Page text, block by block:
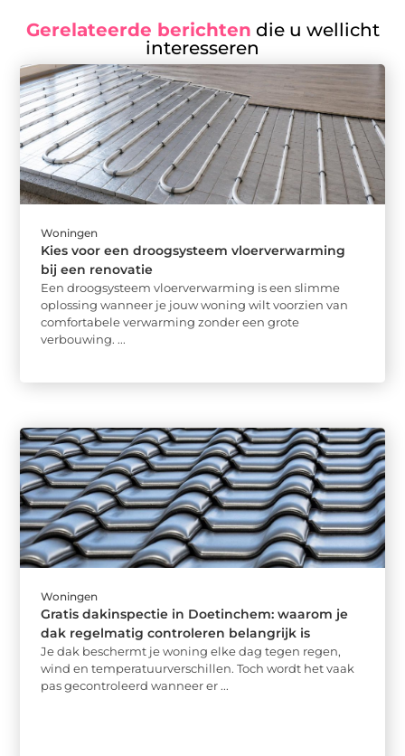
Gerelateerde berichten die u wellicht
interesseren
Woningen
Kies voor een droogsysteem vloerverwarming
bij een renovatie
Een droogsysteem vloerverwarming is een slimme
oplossing wanneer je jouw woning wilt voorzien van
comfortabele verwarming zonder een grote
verbouwing. ...
Woningen
Gratis dakinspectie in Doetinchem: waarom je
dak regelmatig controleren belangrijk is
Je dak beschermt je woning elke dag tegen regen,
wind en temperatuurverschillen. Toch wordt het vaak
pas gecontroleerd wanneer er ...